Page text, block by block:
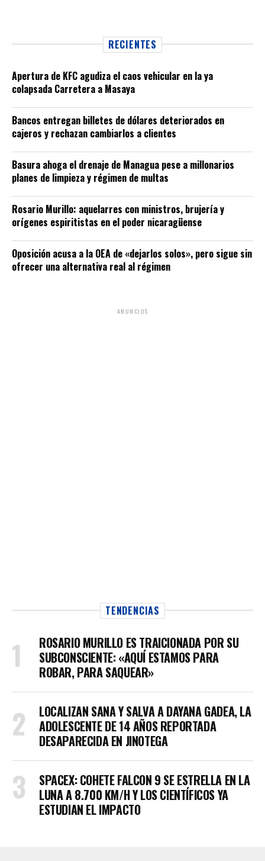
RECIENTES
Apertura de KFC agudiza el caos vehicular en la ya
colapsada Carretera a Masaya
Bancos entregan billetes de dólares deteriorados en
cajeros y rechazan cambiarlos a clientes
Basura ahoga el drenaje de Managua pese a millonarios
planes de limpieza y régimen de multas
Rosario Murillo: aquelarres con ministros, brujería y
orígenes espiritistas en el poder nicaragüense
Oposición acusa a la OEA de «dejarlos solos», pero sigue sin
ofrecer una alternativa real al régimen
ANUNCIOS
TENDENCIAS
ROSARIO MURILLO ES TRAICIONADA POR SU
SUBCONSCIENTE: «AQUÍ ESTAMOS PARA
ROBAR, PARA SAQUEAR»
LOCALIZAN SANA Y SALVA A DAYANA GADEA, LA
ADOLESCENTE DE 14 AÑOS REPORTADA
DESAPARECIDA EN JINOTEGA
SPACEX: COHETE FALCON 9 SE ESTRELLA EN LA
LUNA A 8.700 KM/H Y LOS CIENTÍFICOS YA
ESTUDIAN EL IMPACTO